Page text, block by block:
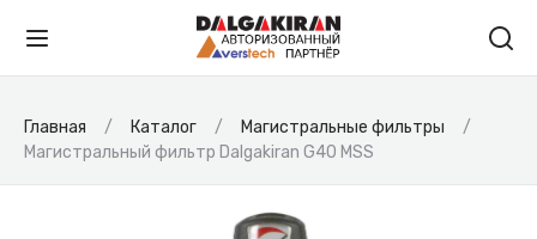
Главная Каталог
Магистральные фильтры
Магистральный фильтр Dalgakiran G40 MSS